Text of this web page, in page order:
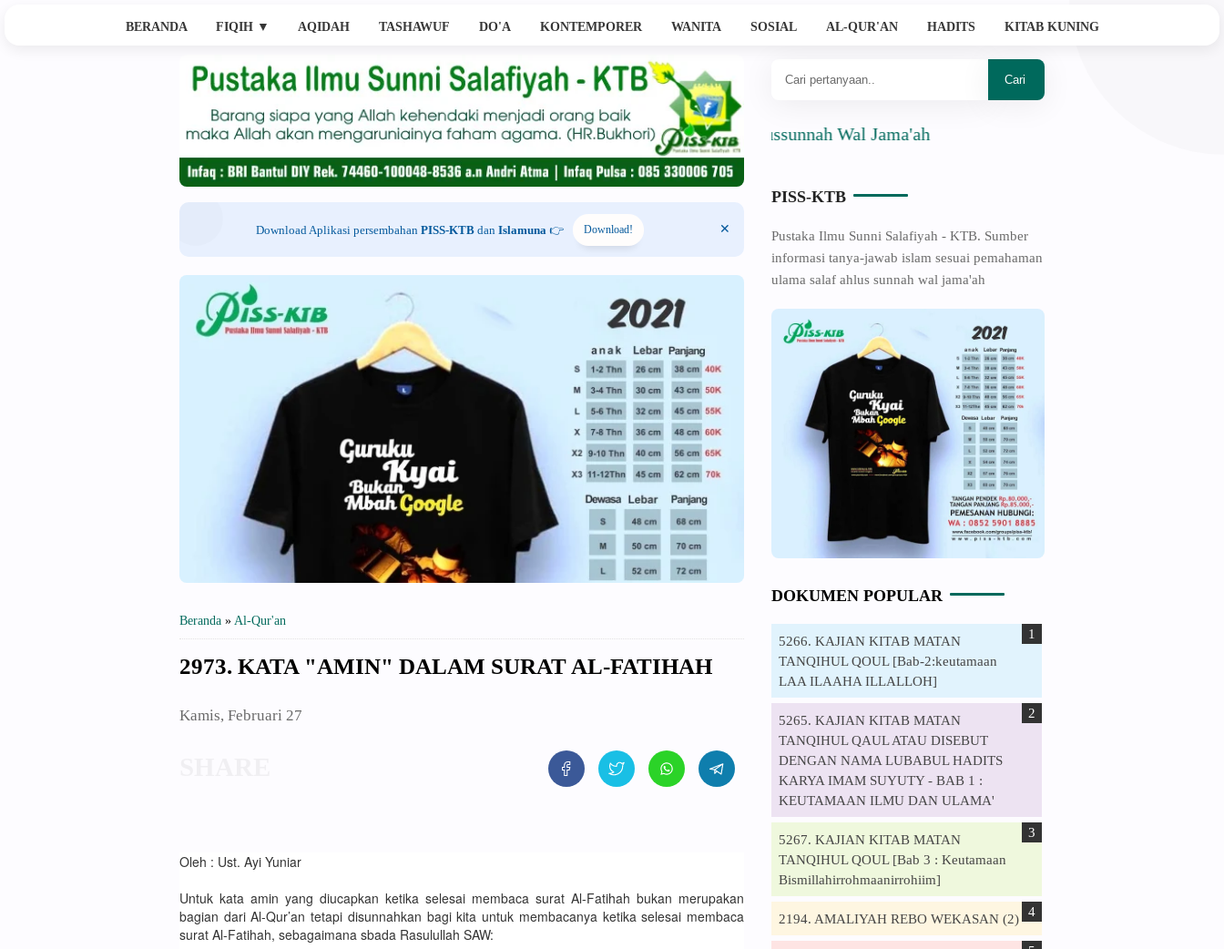
BERANDA FIQIH ▼ AQIDAH TASHAWUF DO'A KONTEMPORER WANITA SOSIAL AL-QUR'AN HADITS KITAB KUNING
Download Aplikasi persembahan PISS-KTBdan Islamuna 👉 Download!
Beranda » Al-Qur'an
2973. KATA "AMIN" DALAM SURAT AL-FATIHAH
Kamis, Februari 27
Oleh : Ust. Ayi Yuniar
Untuk kata amin yang diucapkan ketika selesai membaca surat Al-Fatihah bukan merupakan
bagian dari Al-Qur’an tetapi disunnahkan bagi kita untuk membacanya ketika selesai membaca
surat Al-Fatihah, sebagaimana sbada Rasulullah SAW:
Ahlussunnah Wal Jama'ah
PISS-KTB
Pustaka Ilmu Sunni Salafiyah - KTB. Sumber
informasi tanya-jawab islam sesuai pemahaman
ulama salaf ahlus sunnah wal jama'ah
DOKUMEN POPULAR
5266. KAJIAN KITAB MATAN
TANQIHUL QOUL [Bab-2:keutamaan
LAA ILAAHA ILLALLOH]
5265. KAJIAN KITAB MATAN
TANQIHUL QAUL ATAU DISEBUT
DENGAN NAMA LUBABUL HADITS
KARYA IMAM SUYUTY - BAB 1 :
KEUTAMAAN ILMU DAN ULAMA'
5267. KAJIAN KITAB MATAN
TANQIHUL QOUL [Bab 3 : Keutamaan
Bismillahirrohmaanirrohiim]
2194. AMALIYAH REBO WEKASAN (2)